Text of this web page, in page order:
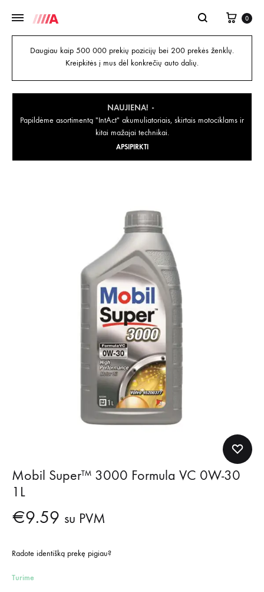
0
Daugiau kaip 500 000 prekių pozicijų bei 200 prekės ženklų.
Kreipkitės į mus dėl konkrečių auto dalių.
NAUJIENA!
Papildėme asortimentą "IntAct" akumuliatoriais, skirtais motociklams ir
kitai mažajai technikai.
APSIPIRKTI
Mobil Super™ 3000 Formula VC 0W-30
1L
€9.59 su PVM
Radote identišką prekę pigiau?
Turime